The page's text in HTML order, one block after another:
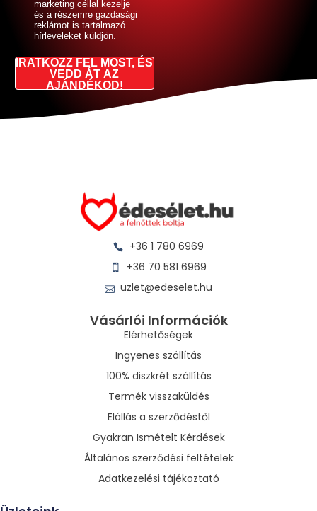
marketing céllal kezelje
és a részemre gazdasági
reklámot is tartalmazó
hírleveleket küldjön.
IRATKOZZ FEL MOST, ÉS
VEDD ÁT AZ
AJÁNDÉKOD!
+36 1 780 6969
+36 70 581 6969
uzlet@edeselet.hu
Vásárlói Információk
Elérhetőségek
Ingyenes szállítás
100% diszkrét szállítás
Termék visszaküldés
Elállás a szerződéstől
Gyakran Ismételt Kérdések
Általános szerződési feltételek
Adatkezelési tájékoztató